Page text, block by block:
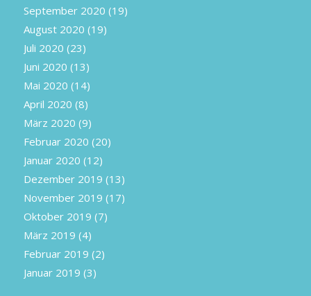
September 2020 (19)
August 2020 (19)
Juli 2020 (23)
Juni 2020 (13)
Mai 2020 (14)
April 2020 (8)
März 2020 (9)
Februar 2020 (20)
Januar 2020 (12)
Dezember 2019 (13)
November 2019 (17)
Oktober 2019 (7)
März 2019 (4)
Februar 2019 (2)
Januar 2019 (3)